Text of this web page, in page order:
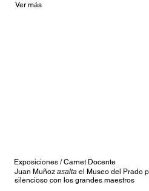
Exposiciones / Carnet Docente
Juan Muñoz asaltael Museo del Prado
silencioso con los grandes maestros
Ver más